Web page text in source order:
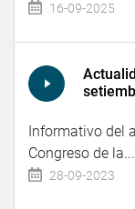
16-09-2025
Informativo del
Congreso de la...
28-09-2023